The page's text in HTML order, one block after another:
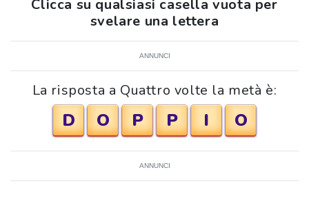
Clicca su qualsiasi casella vuota per
svelare una lettera
ANNUNCI
La risposta a Quattro volte la metà è:
D O P P I O
ANNUNCI